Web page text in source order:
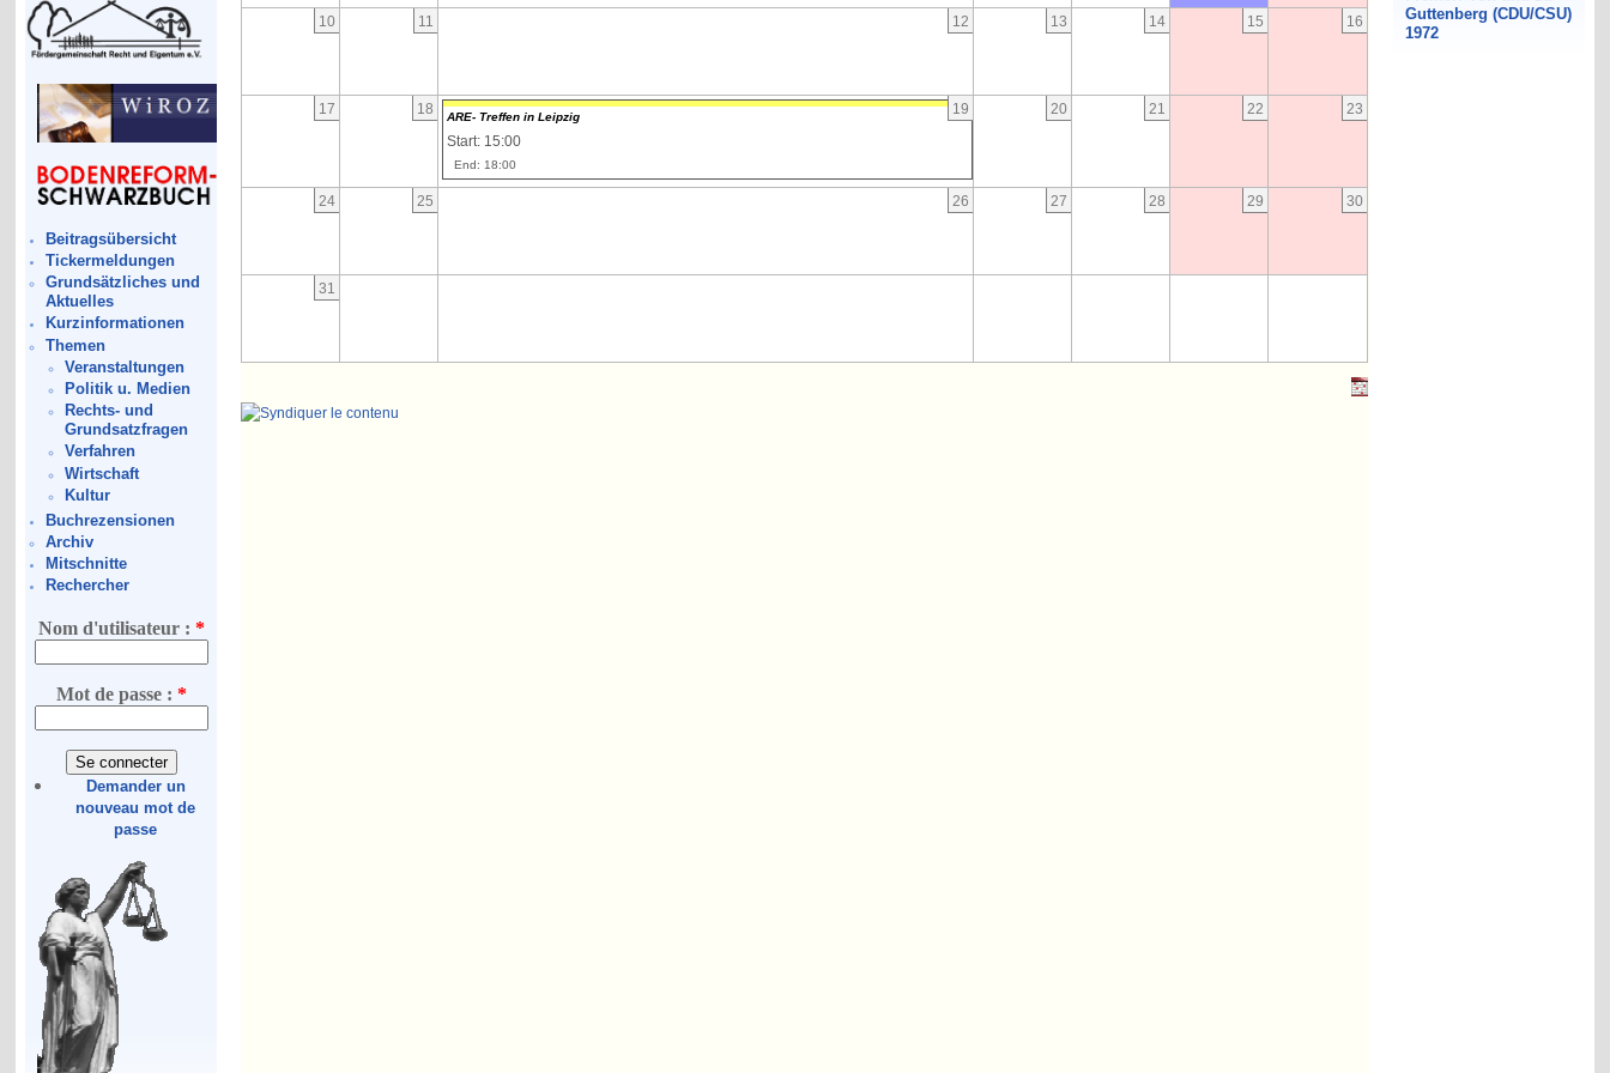
Beitragsübersicht
Tickermeldungen
Grundsätzliches und
Aktuelles
Kurzinformationen
Themen
Veranstaltungen
Politik u. Medien
Rechts- und
Grundsatzfragen
Verfahren
Wirtschaft
Kultur
Buchrezensionen
Archiv
Mitschnitte
Rechercher
Nom d'utilisateur : *
Mot de passe : *
Demander un
nouveau mot de
passe
10 11 12 13 14 15 16
17 18 19
ARE- Treffen in Leipzig
Start: 15:00
End: 18:00
20 21 22 23
24 25 26 27 28 29 30
31